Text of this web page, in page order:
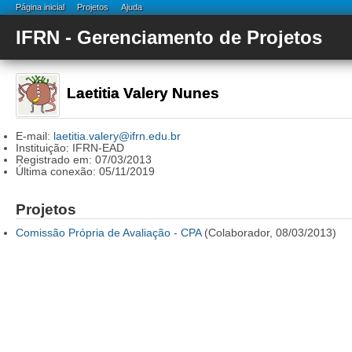
Página inicial Projetos Ajuda
IFRN - Gerenciamento de Projetos
Laetitia Valery Nunes
E-mail: laetitia.valery@ifrn.edu.br
Instituição: IFRN-EAD
Registrado em: 07/03/2013
Última conexão: 05/11/2019
Projetos
Comissão Própria de Avaliação - CPA(Colaborador, 08/03/2013)